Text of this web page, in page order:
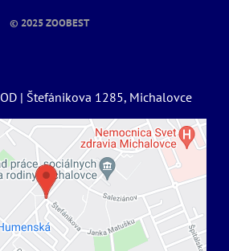
© 2025ZOOBEST
| Štefánikova 1285, Michalovce